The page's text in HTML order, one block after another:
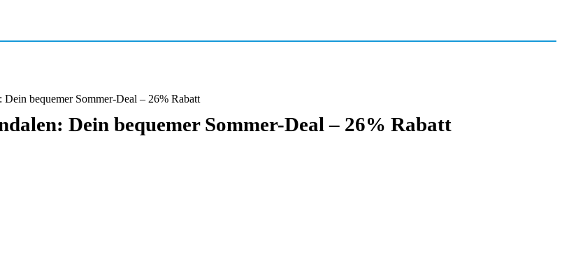
Dein bequemer Sommer-Deal – 26% Rabatt
Dein bequemer Sommer-Deal – 26% Rabatt